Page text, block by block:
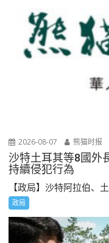
2026-08-07 熊猫时报
沙特土耳其等8國
持續侵犯行為
【政局】沙特阿拉伯、
政局